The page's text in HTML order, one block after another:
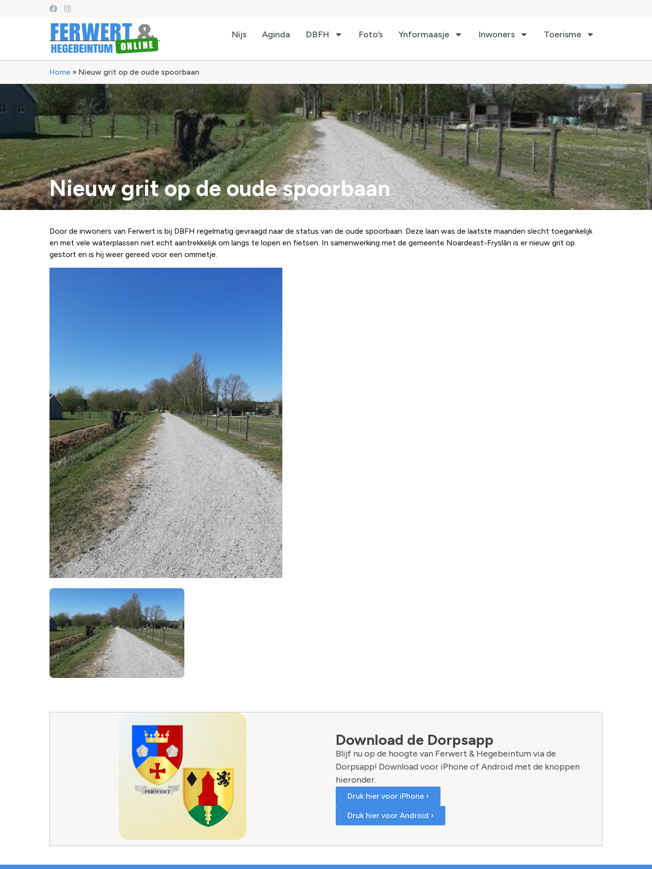
Nijs Aginda DBFH Foto’s Ynformaasje Inwoners Toerisme
Home » Nieuw grit op de oude spoorbaan
Nieuw grit op de oude spoorbaan
Door de inwoners van Ferwert is bij DBFH regelmatig gevraagd naar de status van de oude spoorbaan. Deze laan was de laatste maanden slecht toegankelijk
en met vele waterplassen niet echt aantrekkelijk om langs te lopen en fietsen. In samenwerking met de gemeente Noardeast-Fryslân is er nieuw grit op
gestort en is hij weer gereed voor een ommetje.
Download de Dorpsapp
Blijf nu op de hoogte van Ferwert & Hegebeintum via de
Dorpsapp! Download voor iPhone of Android met de knoppen
hieronder.
Druk hier voor iPhone ›
Druk hier voor Android ›